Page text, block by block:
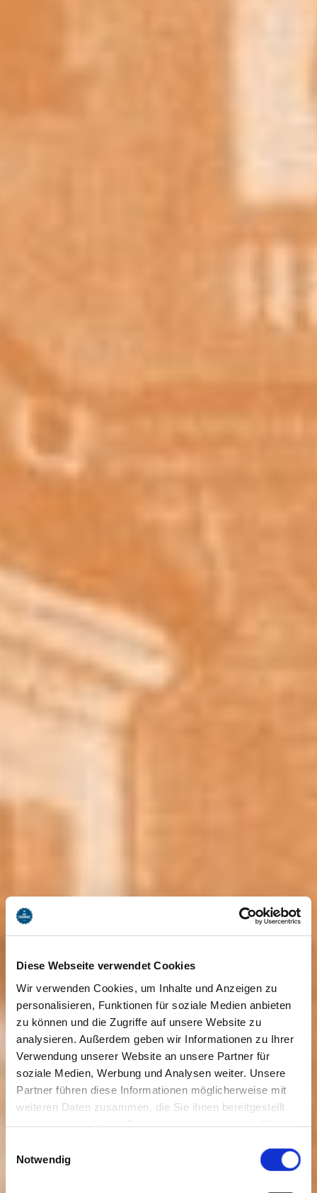
Diese Webseite verwendet Cookies
Wir verwenden Cookies, um Inhalte und Anzeigen zu
personalisieren, Funktionen für soziale Medien anbieten
zu können und die Zugriffe auf unsere Website zu
analysieren. Außerdem geben wir Informationen zu Ihrer
Verwendung unserer Website an unsere Partner für
soziale Medien, Werbung und Analysen weiter. Unsere
Partner führen diese Informationen möglicherweise mit
weiteren Daten zusammen, die Sie ihnen bereitgestellt
haben oder die Sie im Rahmen Ihrer Nutzung der Dienste
Cookies, wenn Sie unsere Webseite weiterhin nutzen.
Notwendig